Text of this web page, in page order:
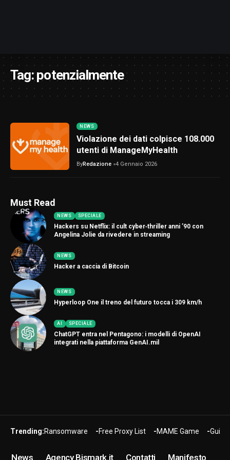
Tag:potenzialmente
NEWS
Violazione dei dati colpisce 108.000
utenti di ManageMyHealth
ByRedazione 4 Gennaio 2026
Must Read
NEWS SPECIALE
Hackers su Netflix: il cult cyber‑thriller anni ’90 con
Angelina Jolie da rivedere in streaming
NEWS
Hacker a caccia di Bitcoin
NEWS
Hyperloop One il treno del futuro tocca i 309 km/h
AI SPECIALE
ChatGPT entra nel Pentagono: i modelli di OpenAI
integrati nella piattaforma GenAI.mil
Trending:Ransomware Free Proxy List MAME Game Guide
News Agency Bismark.it Contatti Manifesto